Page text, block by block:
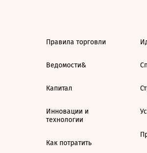
Правила торговли
Ведомости&
Капитал
Инновации и
технологии
Как потратить